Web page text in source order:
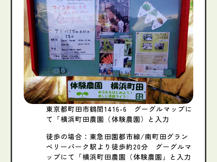
東京都町田市鶴間1416-6 グーグルマップに
て「横浜町田農園（体験農園）と入力
徒歩の場合：東急田園都市線/南町田グラン
ベリーパーク駅より徒歩約20分 グーグルマ
ップにて「横浜町田農園（体験農園」と入力